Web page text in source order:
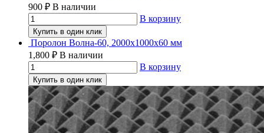
900 ₽ В наличии
В корзину
Купить в один клик
Поролон Волна-60, 2000х1000х60 мм
1,800 ₽ В наличии
В корзину
Купить в один клик